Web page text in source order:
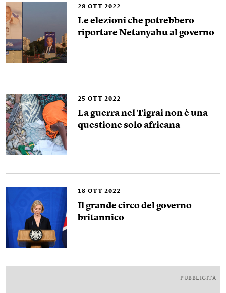
28 OTT 2022
Le elezioni che potrebbero
riportare Netanyahu al governo
25 OTT 2022
La guerra nel Tigrai non è una
questione solo africana
18 OTT 2022
Il grande circo del governo
britannico
PUBBLICITÀ